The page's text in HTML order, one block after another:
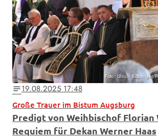
Foto: Ulrich Bobinger/
notes19.08.2025 17:48
Große Trauer im Bistum Augsburg
Predigt von Weihbischof Florian
Requiem für Dekan Werner Haas